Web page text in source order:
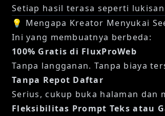
Setiap hasil terasa seperti
💡 Mengapa Kreator Menyukai
Ini yang membuatnya berbeda:
100% Gratis di FluxProWeb
Tanpa langganan. Tanpa biaya
Tanpa Repot Daftar
Serius, cukup buka halaman dan
Fleksibilitas Prompt Teks atau